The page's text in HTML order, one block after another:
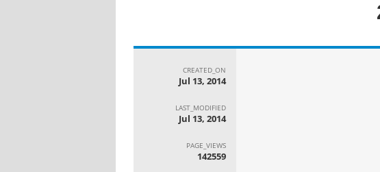
CREATED_ON
Jul 13, 2014
LAST_MODIFIED
Jul 13, 2014
PAGE_VIEWS
142559